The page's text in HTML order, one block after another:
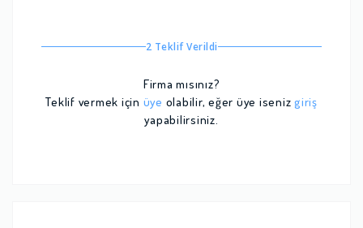
2 Teklif Verildi
Firma mısınız?
Teklif vermek için üye olabilir, eğer üye iseniz giriş
yapabilirsiniz.